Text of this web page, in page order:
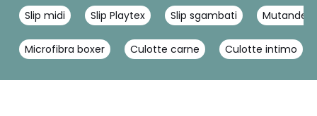
Slip midi Slip Playtex Slip sgambati Mutande
Microfibra boxer Culotte carne Culotte intimo